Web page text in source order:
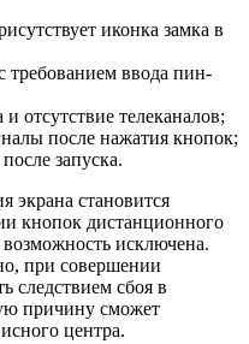
иконка замка в
требованием ввода пин-
отсутствие телеканалов;
после нажатия кнопок;
запуска.
экрана становится
кнопок дистанционного
возможность исключена.
при совершении
следствием сбоя в
причину сможет
центра.